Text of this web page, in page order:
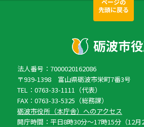
先頭に戻る
法人番号：7000020162086
〒939-1398 富山県砺波市栄町7番3号
TEL：0763-33-1111（代表）
FAX：0763-33-5325（総務課）
砺波市役所（本庁舎）へのアクセス
開庁時間：平日8時30分〜17時15分（12月